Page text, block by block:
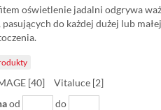
oświetlenie jadalni odgrywa
do każdej dużej lub
[40]
Vitaluce [2]
od do